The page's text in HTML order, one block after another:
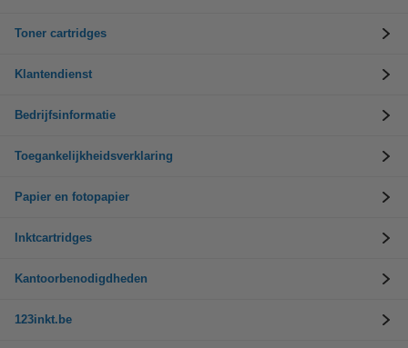
Toner cartridges
Klantendienst
Bedrijfsinformatie
Toegankelijkheidsverklaring
Papier en fotopapier
Inktcartridges
Kantoorbenodigdheden
123inkt.be